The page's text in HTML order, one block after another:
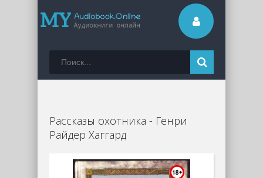
Рассказы охотника - Генри
Райдер Хаггард